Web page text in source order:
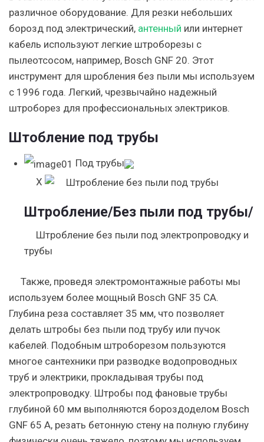
различное оборудование. Для резки небольших
борозд под электрический, антенный или интернет
кабель используют легкие штроборезы с
пылеотсосом, например, Bosch GNF 20. Этот
инструмент для шробления без пыли мы используем
с 1996 года. Легкий, чрезвычайно надежный
штроборез для профессиональных электриков.
Штобление под трубы
Под трубы
X
Штробление/Без пыли под трубы/
Штробление без пыли под электропроводку и
трубы
Также, проведя электромонтажные работы мы
используем более мощный Bosch GNF 35 CA.
Глубина реза составляет 35 мм, что позволяет
делать штробы без пыли под трубу или пучок
кабелей. Подобным штроборезом пользуются
многое сантехники при разводке водопроводных
труб и электрики, прокладывая трубы под
электропроводку. Штробы под фановые трубы
глубиной 60 мм выполняются бороздоделом Bosch
GNF 65 A, резать бетонную стену на полную глубину